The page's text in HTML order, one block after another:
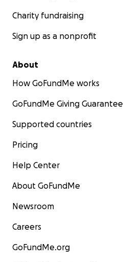
Charity fundraising
Sign up as a nonprofit
About
How GoFundMe works
GoFundMe Giving Guarantee
Supported countries
Pricing
Help Center
About GoFundMe
Newsroom
Careers
GoFundMe.org